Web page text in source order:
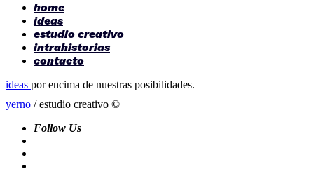
home
ideas
estudio creativo
intrahistorias
contacto
ideas por encima de nuestras posibilidades.
yerno / estudio creativo ©
Follow Us